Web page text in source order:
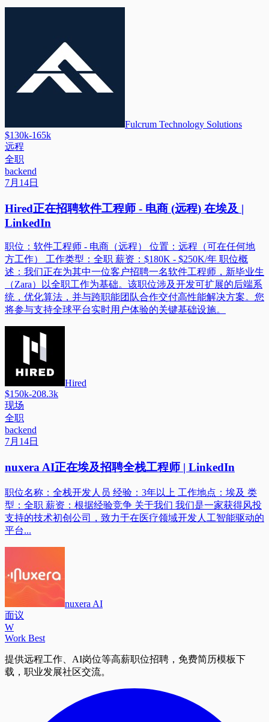
Fulcrum Technology Solutions
$130k-165k
远程
全职
backend
7月14日
Hired正在招聘软件工程师 - 电商 (远程) 在埃及 |
LinkedIn
职位：软件工程师 - 电商（远程） 位置：远程（可在任何地
方工作） 工作类型：全职 薪资：$180K - $250K/年 职位概
述：我们正在为其中一位客户招聘一名软件工程师，新毕业生
（Zara）以全职工作为基础。该职位涉及开发可扩展的后端系
统，优化算法，并与跨职能团队合作交付高性能解决方案。您
将参与支持全球平台实时用户体验的关键基础设施。
Hired
$150k-208.3k
现场
全职
backend
7月14日
nuxera AI正在埃及招聘全栈工程师 | LinkedIn
职位名称：全栈开发人员 经验：3年以上 工作地点：埃及 类
型：全职 薪资：根据经验竞争 关于我们 我们是一家获得风投
支持的技术初创公司，致力于在医疗领域开发人工智能驱动的
平台...
nuxera AI
面议
W
Work Best
提供远程工作、AI岗位等高薪职位招聘，免费简历模板下
载，职业发展社区交流。